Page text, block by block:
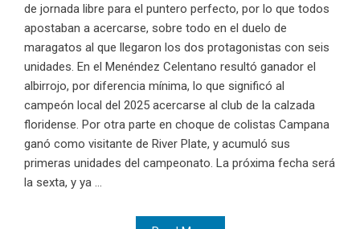
de jornada libre para el puntero perfecto, por lo que todos
apostaban a acercarse, sobre todo en el duelo de
maragatos al que llegaron los dos protagonistas con seis
unidades. En el Menéndez Celentano resultó ganador el
albirrojo, por diferencia mínima, lo que significó al
campeón local del 2025 acercarse al club de la calzada
floridense. Por otra parte en choque de colistas Campana
ganó como visitante de River Plate, y acumuló sus
primeras unidades del campeonato. La próxima fecha será
la sexta, y ya ...